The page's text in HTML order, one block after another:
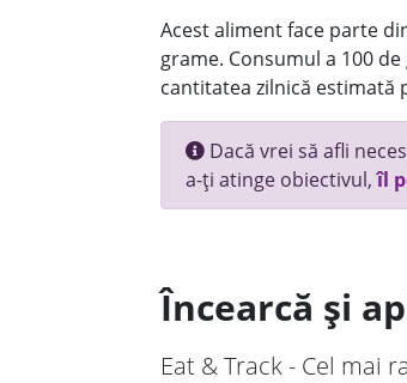
Acest aliment face parte
grame. Consumul a 100
cantitatea zilnică estimată
Dacă vrei să afli
a-ți atinge obiectivul,îl
Încearcă și
Eat & Track - Cel mai